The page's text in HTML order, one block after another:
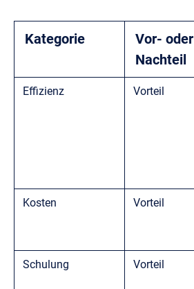
Kategorie
Vor- oder
Nachteil
Effizienz Vorteil
Kosten Vorteil
Schulung Vorteil